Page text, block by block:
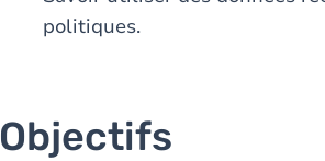
politiques.
Objectifs